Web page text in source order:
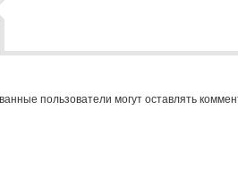
пользователи могут оставлять